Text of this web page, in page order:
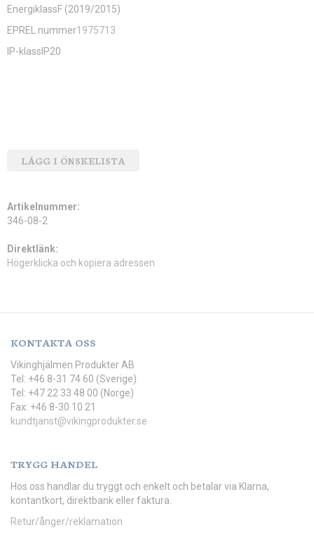
EnergiklassF (2019/2015)
EPREL nummer1975713
IP-klassIP20
LÄGG I ÖNSKELISTA
Artikelnummer:
346-08-2
Direktlänk:
Högerklicka och kopiera adressen
KONTAKTA OSS
Vikinghjälmen Produkter AB
Tel: +46 8-31 74 60 (Sverige)
Tel: +47 22 33 48 00 (Norge)
Fax: +46 8-30 10 21
kundtjanst@vikingprodukter.se
TRYGG HANDEL
Hos oss handlar du tryggt och enkelt och betalar via Klarna,
kontantkort, direktbank eller faktura.
Retur/ånger/reklamation